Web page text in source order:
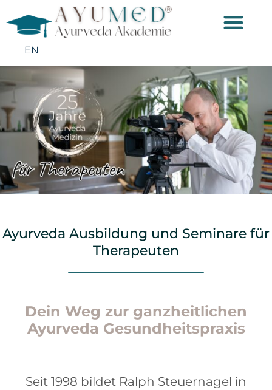
EN
Ayurveda Ausbildung und Seminare für
Therapeuten
Dein Weg zur ganzheitlichen
Ayurveda Gesundheitspraxis
Seit 1998 bildet Ralph Steuernagel in